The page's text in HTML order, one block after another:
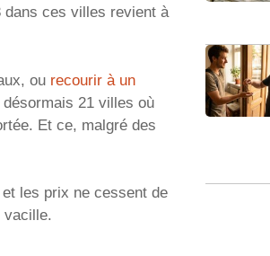
dans ces villes revient à
ou recourir à un
21 villes où
Et ce, malgré des
et les prix ne cessent de
vacille.